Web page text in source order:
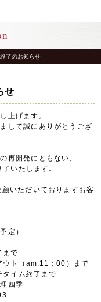
ン
ィアポリシー
了のお知らせ
せ
上げます。
して誠にありがとうござ
再開発にともない、
いたします。
いただいておりますお客
定）
まで
ト（am.11：00）まで
タイム終了まで
四季